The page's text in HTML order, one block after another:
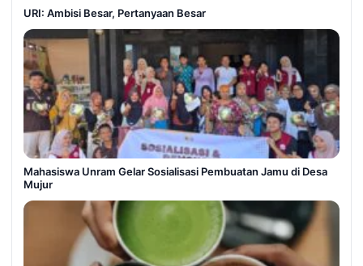
URI: Ambisi Besar, Pertanyaan Besar
Mahasiswa Unram Gelar Sosialisasi Pembuatan Jamu di Desa
Mujur